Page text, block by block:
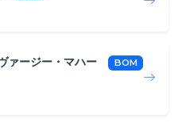
ァージー・マハー
BOM